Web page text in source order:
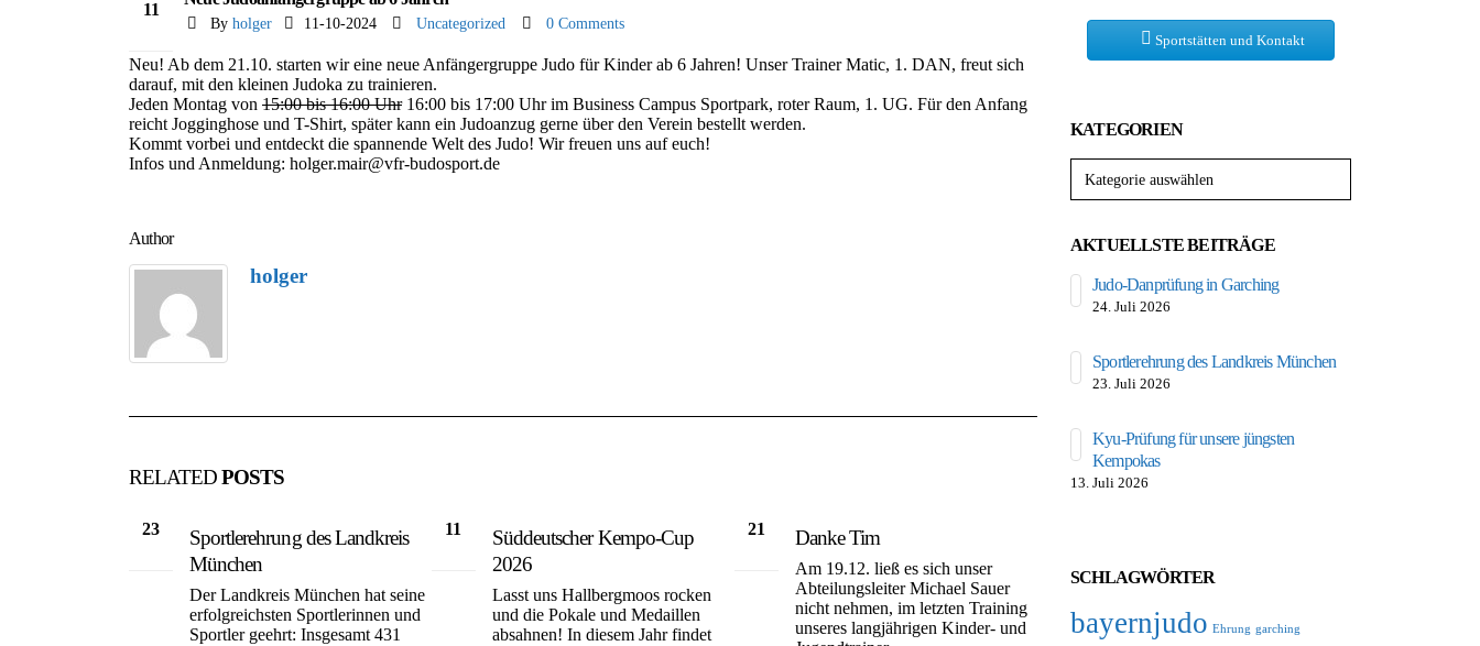
11
Byholger 11-10-2024 Uncategorized 0 Comments
Neu! Ab dem 21.10. starten wir eine neue Anfängergruppe Judo für Kinder ab 6 Jahren! Unser Trainer Matic, 1. DAN, freut sich
darauf, mit den kleinen Judoka zu trainieren.
Jeden Montag von 15:00 bis 16:00 Uhr16:00 bis 17:00 Uhr im Business Campus Sportpark, roter Raum, 1. UG. Für den Anfang
reicht Jogginghose und T-Shirt, später kann ein Judoanzug gerne über den Verein bestellt werden.
Kommt vorbei und entdeckt die spannende Welt des Judo! Wir freuen uns auf euch!
Infos und Anmeldung: holger.mair@vfr-budosport.de
Author
holger
RELATEDPOSTS
23
Sportlerehrung des Landkreis
München
Der Landkreis München hat seine
erfolgreichsten Sportlerinnen und
Sportler geehrt: Insgesamt 431
11
Süddeutscher Kempo-Cup
2026
Lasst uns Hallbergmoos rocken
und die Pokale und Medaillen
absahnen! In diesem Jahr findet
21 Danke Tim
Am 19.12. ließ es sich unser
Abteilungsleiter Michael Sauer
nicht nehmen, im letzten Training
unseres langjährigen Kinder- und
Mitgliederversammlung
Abteilung Budosport und
Gesamtverein 2025
Sportstätten und Kontakt
KATEGORIEN
AKTUELLSTE BEITRÄGE
Judo-Danprüfung in Garching
24. Juli 2026
Sportlerehrung des Landkreis München
23. Juli 2026
Kyu-Prüfung für unsere jüngsten
Kempokas
13. Juli 2026
SCHLAGWÖRTER
bayernjudo Ehrung garching